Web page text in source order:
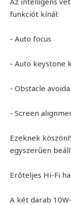
funkciót kínál:
- Auto focus
- Auto keystone
- Obstacle
- Screen
Ezeknek
egyszerűen
Erőteljes Hi-Fi
A két darab